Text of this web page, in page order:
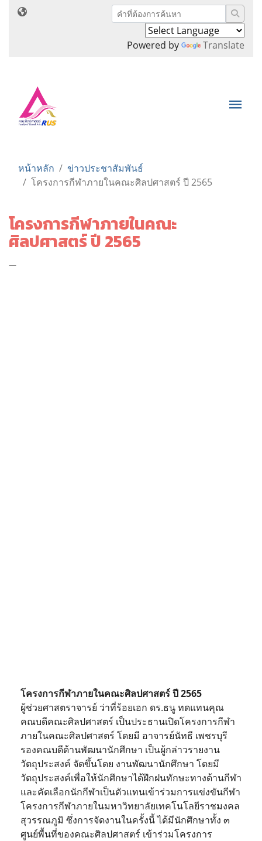
Powered by Translate
หน้าหลัก
ข่าวประชาสัมพันธ์
โครงการกีฬาภายในคณะศิลปศาสตร์ ปี 2565
โครงการกีฬาภายในคณะ
ศิลปศาสตร์ ปี 2565
โครงการกีฬาภายในคณะศิลปศาสตร์ ปี 2565
ผู้ช่วยศาสตราจารย์ ว่าที่ร้อยเอก ดร.ธนู ทดแทนคุณ
คณบดีคณะศิลปศาสตร์ เป็นประธานเปิดโครงการกีฬา
ภายในคณะศิลปศาสตร์ โดยมี อาจารย์นัทธี เพชรบุรี
รองคณบดีด้านพัฒนานักศึกษา เป็นผู้กล่าวรายงาน
วัตถุประสงค์ จัดขึ้นโดย งานพัฒนานักศึกษา โดยมี
วัตถุประสงค์เพื่อให้นักศึกษาได้ฝึกฝนทักษะทางด้านกีฬา
และคัดเลือกนักกีฬาเป็นตัวแทนเข้าร่วมการแข่งขันกีฬา
โครงการกีฬาภายในมหาวิทยาลัยเทคโนโลยีราชมงคล
สุวรรณภูมิ ซึ่งการจัดงานในครั้งนี้ ได้มีนักศึกษาทั้ง ๓
ศูนย์พื้นที่ของคณะศิลปศาสตร์ เข้าร่วมโครงการ